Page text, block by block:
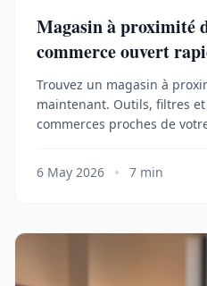
Magasin à proximité
commerce ouvert
Trouvez un magasin à
maintenant. Outils, filtres
commerces proches de
6 May 2026
7 min